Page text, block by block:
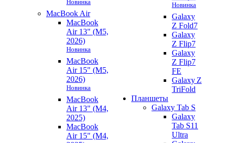
MacBook Air
MacBook
Air 13" (M5,
2026)
Новинка
MacBook
Air 15" (M5,
2026)
Новинка
MacBook
Air 13" (M4,
2025)
MacBook
Air 15" (M4,
Новинка
Galaxy
Z Fold7
Galaxy
Z Flip7
Galaxy
Z Flip7
FE
Galaxy Z
TriFold
Планшеты
Galaxy Tab S
Galaxy
Tab S11
Ultra